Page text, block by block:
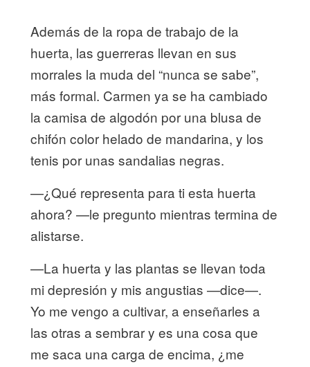
Además de la ropa de trabajo de la
huerta, las guerreras llevan en sus
morrales la muda del “nunca se sabe”,
más formal. Carmen ya se ha cambiado
la camisa de algodón por una blusa de
chifón color helado de mandarina, y los
tenis por unas sandalias negras.
—¿Qué representa para ti esta huerta
ahora? —le pregunto mientras termina de
alistarse.
—La huerta y las plantas se llevan toda
mi depresión y mis angustias —dice—.
Yo me vengo a cultivar, a enseñarles a
las otras a sembrar y es una cosa que
me saca una carga de encima, ¿me